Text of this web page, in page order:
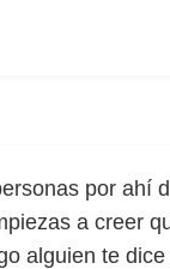
por ahí
a creer
alguien te